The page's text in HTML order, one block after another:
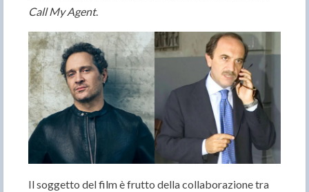
Call My Agent.
Il soggetto del film è frutto della collaborazione tra